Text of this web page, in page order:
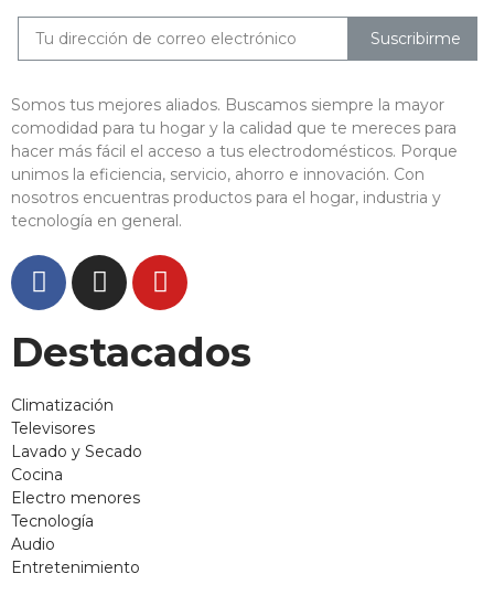
Suscribirme
Somos tus mejores aliados. Buscamos siempre la mayor
comodidad para tu hogar y la calidad que te mereces para
hacer más fácil el acceso a tus electrodomésticos. Porque
unimos la eficiencia, servicio, ahorro e innovación. Con
nosotros encuentras productos para el hogar, industria y
tecnología en general.
Destacados
Climatización
Televisores
Lavado y Secado
Cocina
Electro menores
Tecnología
Audio
Entretenimiento